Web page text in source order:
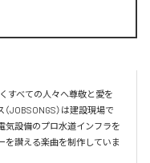
すべての人々へ尊敬と愛を
JOBSONGS）は建設現場で
気設備のプロ水道インフラを
を讃える楽曲を制作していま